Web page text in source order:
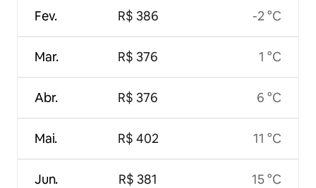
Fev.
Mar.
Abr.
Mai.
Jun.
R$ 386
R$ 376
R$ 376
R$ 402
R$ 381
-2 °C
1 °C
6 °C
11 °C
15 °C